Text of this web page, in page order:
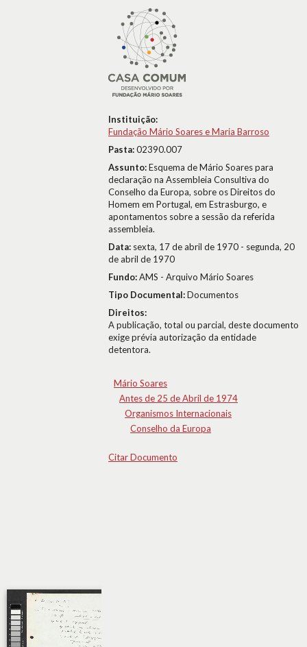
Instituição:
Fundação Mário Soares e Maria Barroso
Pasta:02390.007
Assunto:Esquema de Mário Soares para
declaração na Assembleia Consultiva do
Conselho da Europa, sobre os Direitos do
Homem em Portugal, em Estrasburgo, e
apontamentos sobre a sessão da referida
assembleia.
Data: sexta, 17 de abril de 1970 - segunda, 20
de abril de 1970
Fundo:AMS - Arquivo Mário Soares
Tipo Documental:Documentos
Direitos:
A publicação, total ou parcial, deste documento
exige prévia autorização da entidade
detentora.
Mário Soares
Antes de 25 de Abril de 1974
Organismos Internacionais
Conselho da Europa
Citar Documento